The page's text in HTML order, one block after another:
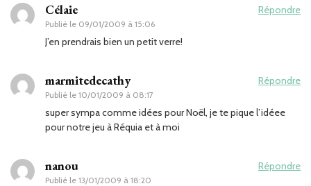
Célaie
Publié le 09/01/2009 à 15:06
Répondre
J’en prendrais bien un petit verre!
marmitedecathy
Publié le 10/01/2009 à 08:17
Répondre
super sympa comme idées pour Noël, je te pique l’idéee
pour notre jeu à Réquia et à moi
nanou
Publié le 13/01/2009 à 18:20
Répondre